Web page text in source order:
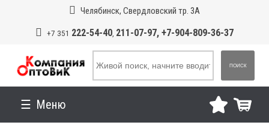
Челябинск, Свердловский тр. 3А
+7 351 222-54-40, 211-07-97, +7-904-809-36-37
ПОИСК
Меню